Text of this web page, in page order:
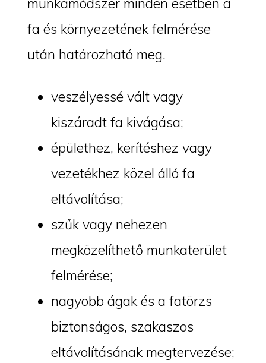
fa és környezetének felmérése
után határozható meg.
veszélyessé vált vagy
kiszáradt fa kivágása;
épülethez, kerítéshez vagy
vezetékhez közel álló fa
eltávolítása;
szűk vagy nehezen
megközelíthető munkaterület
felmérése;
nagyobb ágak és a fatörzs
biztonságos, szakaszos
eltávolításának megtervezése;